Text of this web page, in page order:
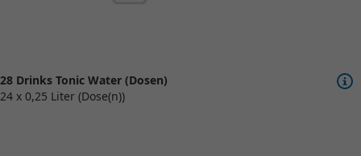
28 Drinks Tonic Water (Dosen)
24 x 0,25 Liter (Dose(n))